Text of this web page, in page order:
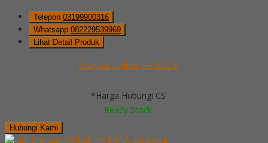
Telepon 03199900316
Whatsapp 082229539969
Lihat Detail Produk
Brankas Ichiban HS 802 A
*Harga Hubungi CS
Ready Stock
Hubungi Kami